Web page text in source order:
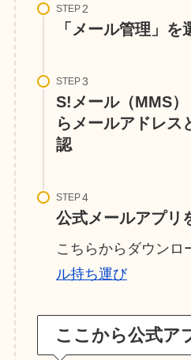
STEP
「メール管理」を
STEP
S!メール（MMS
らメールアドレス
認
STEP
公式メールアプリ
こちらからダウンロ
ル持ち運び
ここから公式ア